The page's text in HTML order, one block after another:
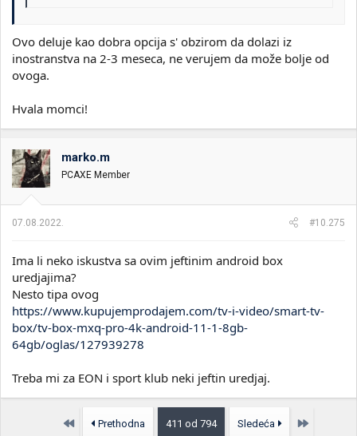
Ovo deluje kao dobra opcija s' obzirom da dolazi iz
inostranstva na 2-3 meseca, ne verujem da može bolje od
ovoga.
Hvala momci!
marko.m
PCAXE Member
07.08.2022. #10.275
Ima li neko iskustva sa ovim jeftinim android box
uredjajima?
Nesto tipa ovog
https://www.kupujemprodajem.com/tv-i-video/smart-tv-
box/tv-box-mxq-pro-4k-android-11-1-8gb-
64gb/oglas/127939278
Treba mi za EON i sport klub neki jeftin uredjaj.
Prvo Prethodna 411 od 794 Sledeća Poslednja